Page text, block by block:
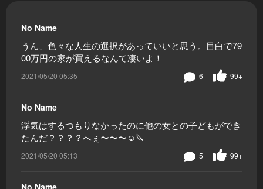
No Name
うん、色々な人生の選択があっていいと思う。目白で79
00万円の家が買えるなんて凄いよ！
2021/05/20 05:35 99+
6
No Name
浮気はするつもりなかったのに他の女との子どもができ
たんだ？？？？へぇ〜〜〜☺️🔪
2021/05/20 05:13 99+
5